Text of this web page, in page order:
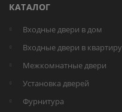
КАТАЛОГ
Входные двери в дом
Входные двери в квартиру
Межкомнатные двери
Установка дверей
Фурнитура